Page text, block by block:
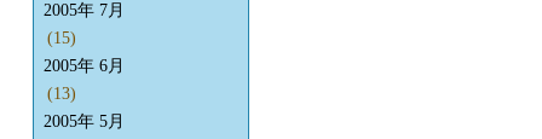
2005年 7月
(15)
2005年 6月
(13)
2005年 5月